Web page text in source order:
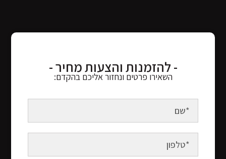
- להזמנות והצעות מחיר -
השאירו פרטים ונחזור אליכם בהקדם: